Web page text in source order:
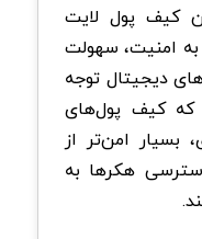
کیف پول لایت
امنیت، سهولت
دیجیتال توجه
که کیف پول‌های
بسیار امن‌تر از
هکرها به